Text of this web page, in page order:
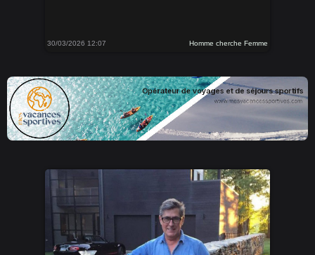
30/03/2026 12:07 Homme cherche Femme